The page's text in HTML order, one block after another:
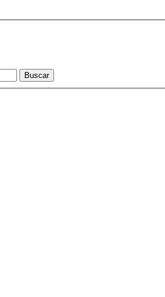
Buscar